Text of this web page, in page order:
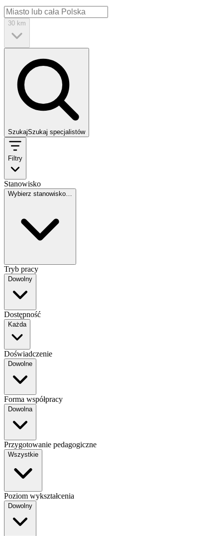
30 km
SzukajSzukaj specjalistów
Filtry
Stanowisko
Wybierz stanowisko…
Tryb pracy
Dowolny
Dostępność
Każda
Doświadczenie
Dowolne
Forma współpracy
Dowolna
Przygotowanie pedagogiczne
Wszystkie
Poziom wykształcenia
Dowolny